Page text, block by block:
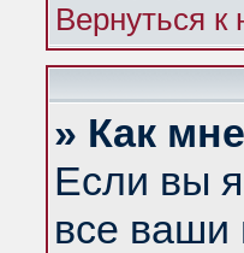
Вернуться к
» Как
Если вы
все ваши